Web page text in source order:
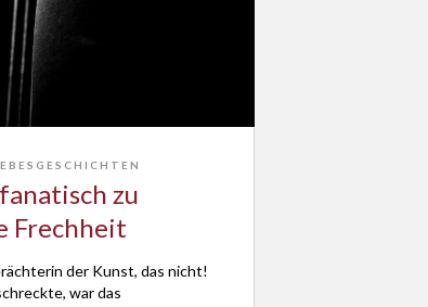
zu
Frechheit
der Kunst, das nicht!
war das